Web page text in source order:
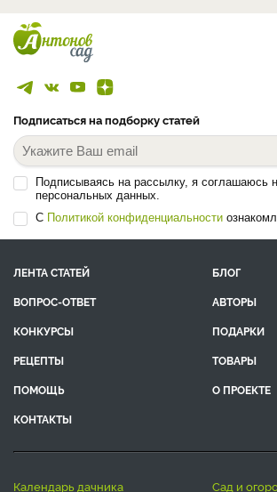
Подписаться на подборку статей
Подписываясь на рассылку, я соглашаюсь
персональных данных.
С Политикой конфиденциальности
ЛЕНТА СТАТЕЙ
БЛОГ
ВОПРОС-ОТВЕТ
АВТОРЫ
КОНКУРСЫ
ПОДАРКИ
РЕЦЕПТЫ
ТОВАРЫ
ПОМОЩЬ
О ПРОЕКТЕ
КОНТАКТЫ
календарь дачника сад и